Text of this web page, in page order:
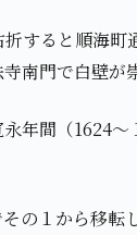
すると順海
南門で白壁が
年間（1624
の１から移転